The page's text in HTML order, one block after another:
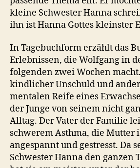
kleine Schwester Hanna
ihn ist Hanna Gottes kleinster
In Tagebuchform erzählt das
Erlebnissen, die Wolfgang in
folgenden zwei Wochen
kindlicher Unschuld und
mentalen Reife eines
der Junge von seinem nicht
Alltag. Der Vater der Familie
schwerem Asthma, die Mutter
angespannt und gestresst. Da
Schwester Hanna den ganzen